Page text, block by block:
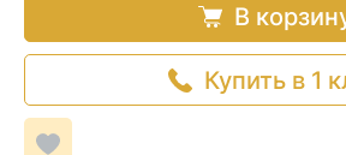
В
Купить в 1
Добавить